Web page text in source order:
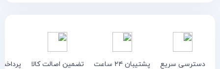
دسترسی سریع پشتیبان ۲۴ ساعت تضمین اصالت کالا